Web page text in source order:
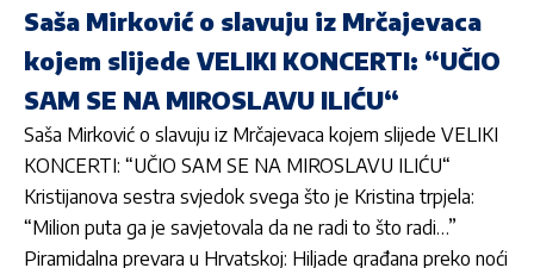
Saša Mirković o slavuju iz Mrčajevaca
kojem slijede VELIKI KONCERTI: “UČIO
SAM SE NA MIROSLAVU ILIĆU“
Saša Mirković o slavuju iz Mrčajevaca kojem slijede VELIKI
KONCERTI: “UČIO SAM SE NA MIROSLAVU ILIĆU“
Kristijanova sestra svjedok svega što je Kristina trpjela:
“Milion puta ga je savjetovala da ne radi to što radi…”
Piramidalna prevara u Hrvatskoj: Hiljade građana preko noći